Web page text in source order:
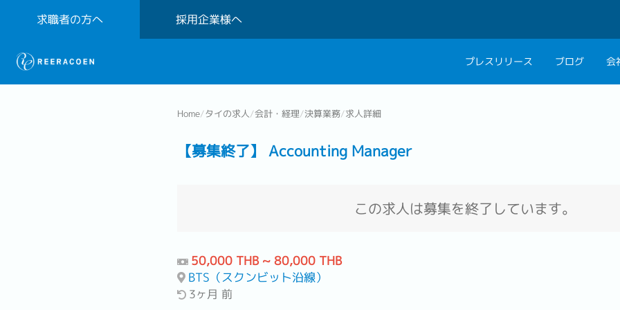
求職者の方へ 採用企業様へ
プレスリリース ブログ 会
Home/タイの求人/会計・経理/決算業務/求人詳細
【募集終了】 Accounting Manager
この求人は募集を終了しています。
50,000 THB ~ 80,000 THB
BTS（スクンビット沿線）
3ヶ月 前